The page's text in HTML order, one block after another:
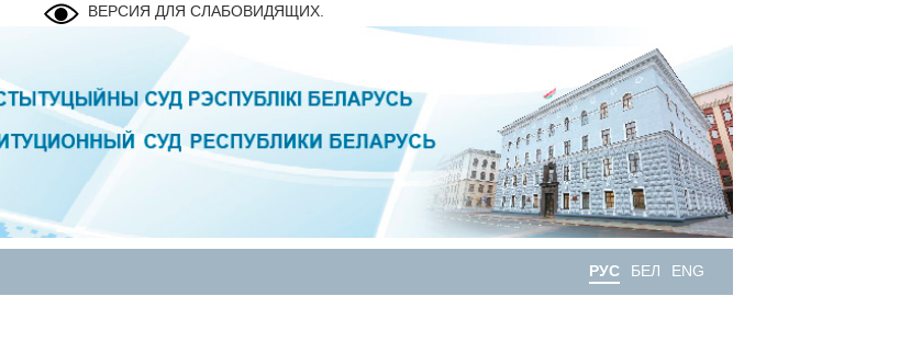
ВЕРСИЯ ДЛЯ СЛАБОВИДЯЩИХ.
РУС БЕЛ ENG